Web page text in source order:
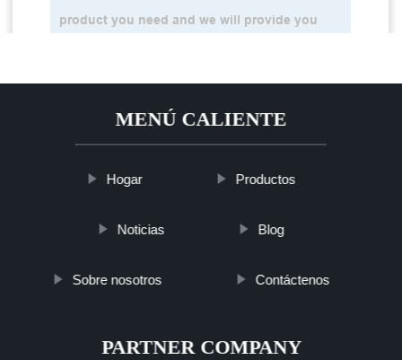
MENÚ CALIENTE
Hogar Productos
Noticias Blog
Sobre nosotros Contáctenos
PARTNER COMPANY